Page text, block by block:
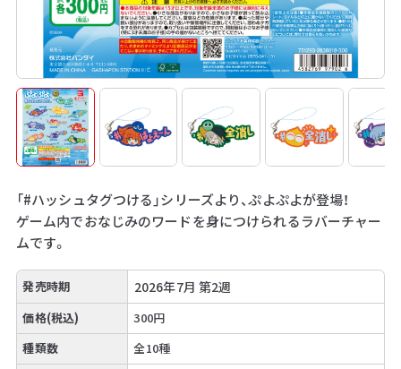
「#ハッシュタグつける」シリーズより、ぷよぷよが登場！
ゲーム内でおなじみのワードを身につけられるラバーチャー
ムです。
発売時期 2026年7月 第2週
価格(税込)
300円
種類数
全10種